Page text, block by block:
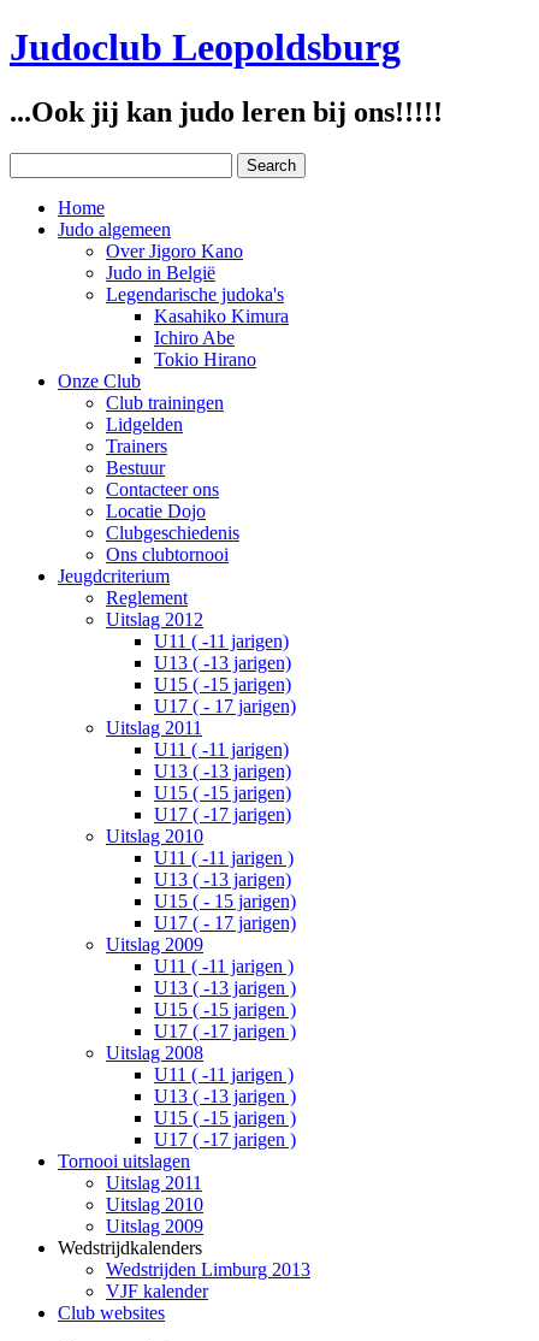
Judoclub Leopoldsburg
...Ook jij kan judo leren bij ons!!!!!
Home
Judo algemeen
Over Jigoro Kano
Judo in België
Legendarische judoka's
Kasahiko Kimura
Ichiro Abe
Tokio Hirano
Onze Club
Club trainingen
Lidgelden
Trainers
Bestuur
Contacteer ons
Locatie Dojo
Clubgeschiedenis
Ons clubtornooi
Jeugdcriterium
Reglement
Uitslag 2012
U11 ( -11 jarigen)
U13 ( -13 jarigen)
U15 ( -15 jarigen)
U17 ( - 17 jarigen)
Uitslag 2011
U11 ( -11 jarigen)
U13 ( -13 jarigen)
U15 ( -15 jarigen)
U17 ( -17 jarigen)
Uitslag 2010
U11 ( -11 jarigen )
U13 ( -13 jarigen)
U15 ( - 15 jarigen)
U17 ( - 17 jarigen)
Uitslag 2009
U11 ( -11 jarigen )
U13 ( -13 jarigen )
U15 ( -15 jarigen )
U17 ( -17 jarigen )
Uitslag 2008
U11 ( -11 jarigen )
U13 ( -13 jarigen )
U15 ( -15 jarigen )
U17 ( -17 jarigen )
Tornooi uitslagen
Uitslag 2011
Uitslag 2010
Uitslag 2009
Wedstrijdkalenders
Wedstrijden Limburg 2013
VJF kalender
Club websites